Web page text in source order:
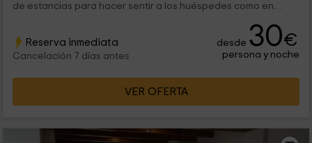
de estancias para hacer sentir a los huéspedes como en
una de las estancias, cocina completamente equipada, baño
con eacados modernos con un secador de pelo y amplias
zonas de parking en la calle.
Reserva inmediata
Cancelación 7 días antes
desde 30€
persona y noche
VER OFERTA